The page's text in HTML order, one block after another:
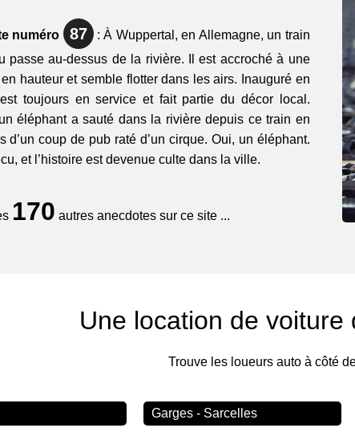
numéro 87 : À Wuppertal, en Allemagne, un train
passe au-dessus de la rivière. Il est accroché à une
hauteur et semble flotter dans les airs. Inauguré en
toujours en service et fait partie du décor local.
éléphant a sauté dans la rivière depuis ce train en
d’un coup de pub raté d’un cirque. Oui, un éléphant.
et l’histoire est devenue culte dans la ville.
170 autres anecdotes sur ce site ...
Une location de
Trouve les loueurs auto à côté
Garges - Sarcelles